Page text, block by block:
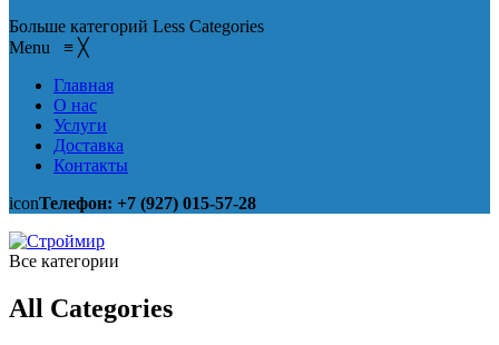
Больше категорий Less Categories
Menu ≡ ╳
Главная
О нас
Услуги
Доставка
Контакты
iconТелефон: +7 (927) 015-57-28
Все категории
All Categories